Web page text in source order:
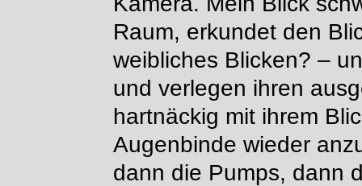
Raum, erkundet den
weibliches Blicken? –
und verlegen ihren
hartnäckig mit ihrem
Augenbinde wieder
dann die Pumps, dann